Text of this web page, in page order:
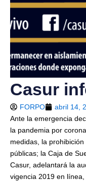
Casur
FORPO abril 14,
Ante la emergencia
la pandemia por
medidas, la
públicas; la Caja de
Casur, adelantará la
vigencia 2019 en